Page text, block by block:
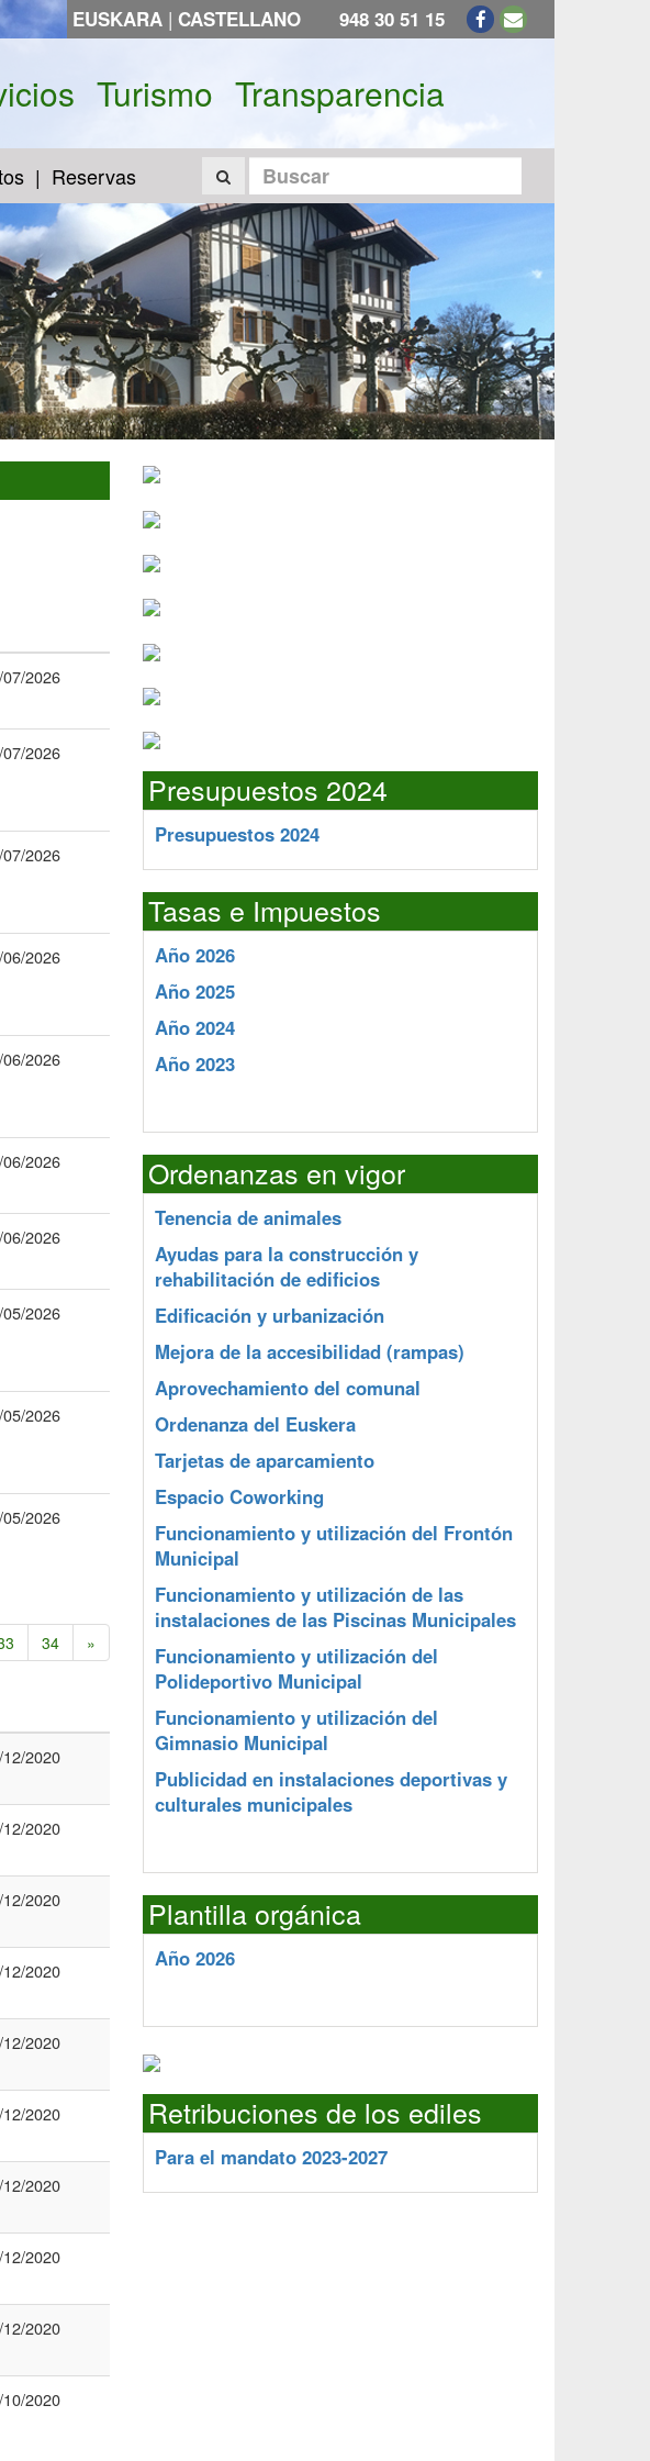
EUSKARA | CASTELLANO 948 30 51 15
Turismo Transparencia
Reservas
07/2026
2026
2026
06/2026
06/2026
06/2026
2026
2026
05/2026
05/2026
34 »
12/2020
12/2020
12/2020
12/2020
12/2020
12/2020
12/2020
12/2020
12/2020
10/2020
Presupuestos 2024
Presupuestos 2024
Tasas e Impuestos
Año 2026
Año 2025
Año 2024
Año 2023
Ordenanzas en vigor
Tenencia de animales
Ayudas para la construcción y
rehabilitación de edificios
Edificación y urbanización
Mejora de la accesibilidad (rampas)
Aprovechamiento del comunal
Ordenanza del Euskera
Tarjetas de aparcamiento
Espacio Coworking
Funcionamiento y utilización del Frontón
Municipal
Funcionamiento y utilización de las
instalaciones de las Piscinas Municipales
Funcionamiento y utilización del
Polideportivo Municipal
Funcionamiento y utilización del
Gimnasio Municipal
Publicidad en instalaciones deportivas y
culturales municipales
Plantilla orgánica
Año 2026
Retribuciones de los ediles
Para el mandato 2023-2027